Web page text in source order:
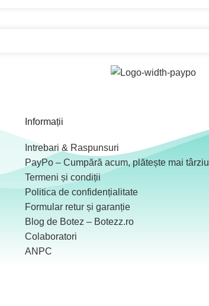
Informații
Intrebari & Raspunsuri
PayPo – Cumpără acum, plătește mai târziu
Termeni și condiții
Politica de confidențialitate
Formular retur și garanție
Blog de Botez – Botezz.ro
Colaboratori
ANPC